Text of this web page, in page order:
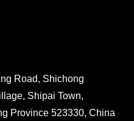
Road, Shichong
Shipai Town,
Province 523330, China